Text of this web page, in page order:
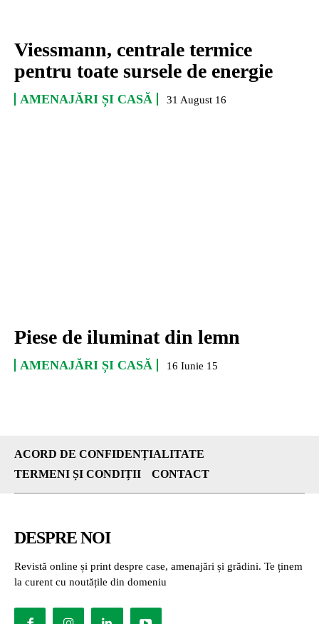
Viessmann, centrale termice
pentru toate sursele de energie
AMENAJĂRI ȘI CASĂ 31 August 16
Piese de iluminat din lemn
AMENAJĂRI ȘI CASĂ 16 Iunie 15
ACORD DE CONFIDENȚIALITATE
TERMENI ȘI CONDIȚII
CONTACT
DESPRE NOI
Revistă online și print despre case, amenajări și grădini. Te ținem
la curent cu noutățile din domeniu